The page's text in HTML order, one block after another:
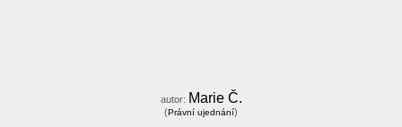
autor: Marie Č.
(Právní ujednání)